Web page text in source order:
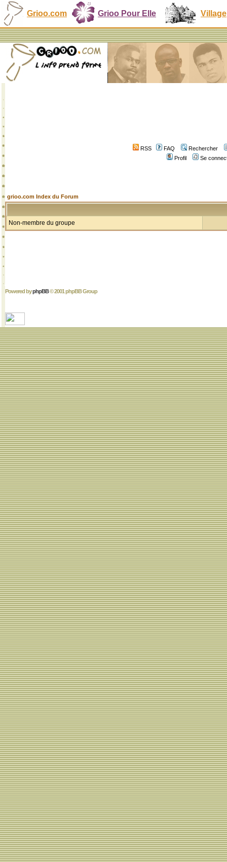
Grioo.com Grioo Pour Elle Village
RSS FAQ
Rechercher
Profil
Se
grioo.com Index du Forum
Non-membre du groupe
Powered byphpBB© 2001 phpBB Group